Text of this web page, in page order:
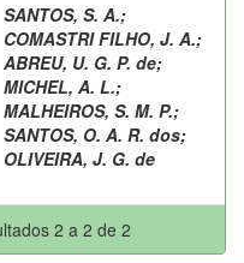
SANTOS, S. A.;
COMASTRI FILHO, J. A.;
ABREU, U. G. P. de;
MICHEL, A. L.;
MALHEIROS, S. M. P.;
SANTOS, O. A. R. dos;
OLIVEIRA, J. G. de
2 a 2 de 2